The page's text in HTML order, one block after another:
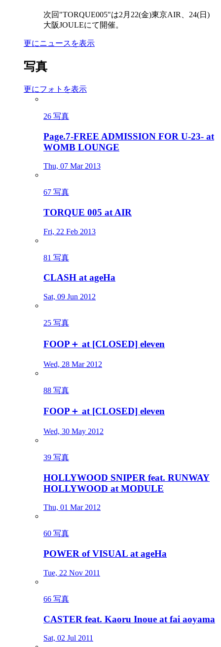
次回"TORQUE005"は2月22(金)東京AIR、24(日)
大阪JOULEにて開催。
更にニュースを表示
写真
更にフォトを表示
26 写真
Page.7-FREE ADMISSION FOR U-23- at
WOMB LOUNGE
Thu, 07 Mar 2013
67 写真
TORQUE 005 at AIR
Fri, 22 Feb 2013
81 写真
CLASH at ageHa
Sat, 09 Jun 2012
25 写真
FOOP＋ at [CLOSED] eleven
Wed, 28 Mar 2012
88 写真
FOOP＋ at [CLOSED] eleven
Wed, 30 May 2012
39 写真
HOLLYWOOD SNIPER feat. RUNWAY
HOLLYWOOD at MODULE
Thu, 01 Mar 2012
60 写真
POWER of VISUAL at ageHa
Tue, 22 Nov 2011
66 写真
CASTER feat. Kaoru Inoue at fai aoyama
Sat, 02 Jul 2011